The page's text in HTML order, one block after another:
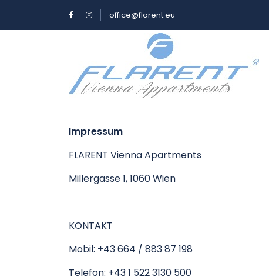
office@flarent.eu
Impressum
FLARENT Vienna Apartments
Millergasse 1, 1060 Wien
KONTAKT
Mobil: +43 664 / 883 87 198
Telefon: +43 1 522 3130 500